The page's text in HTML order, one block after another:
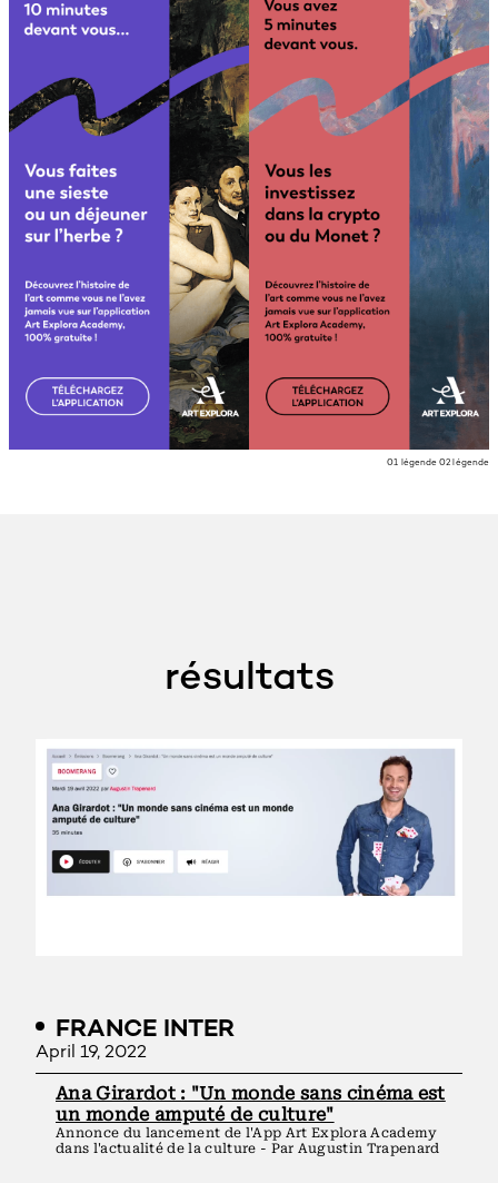
01 légende 02 légende
résultats
FRANCE INTER
April 19, 2022
Ana Girardot : "Un monde sans cinéma est
un monde amputé de culture"
Annonce du lancement de l'App Art Explora Academy
dans l'actualité de la culture - Par Augustin Trapenard